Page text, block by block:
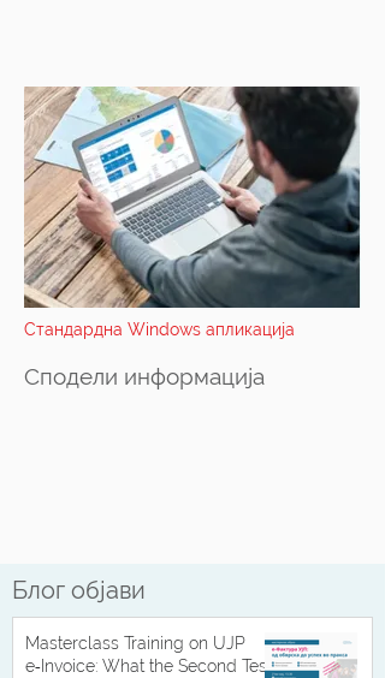
Стандардна Windows апликација
Сподели информација
Блог објави
Masterclass Training on UJP
e‑Invoice: What the Second Test